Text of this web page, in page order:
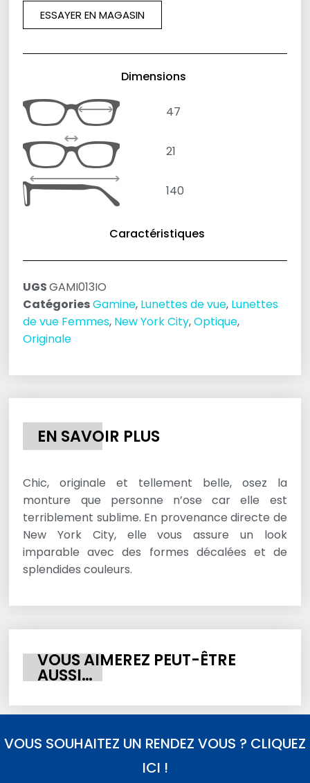
ESSAYER EN MAGASIN
Dimensions
47
21
140
Caractéristiques
UGSGAMI013IO
CatégoriesGamine, Lunettes de vue, Lunettes
de vue Femmes, New York City,Optique,
Originale
EN SAVOIR PLUS
Chic, originale et tellement belle, osez la
monture que personne n’ose car elle est
terriblement sublime. En provenance directe de
New York City, elle vous assure un look
imparable avec des formes décalées et de
splendides couleurs.
VOUS AIMEREZ PEUT-ÊTRE
AUSSI…
VOUS SOUHAITEZ UN RENDEZ VOUS ? CLIQUEZ
ICI !